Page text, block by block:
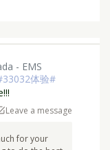
- EMS
体验#